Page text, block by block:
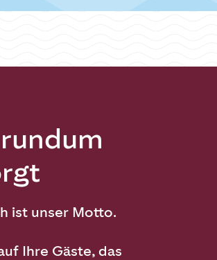
ist unser Motto.
Ihre Gäste, das